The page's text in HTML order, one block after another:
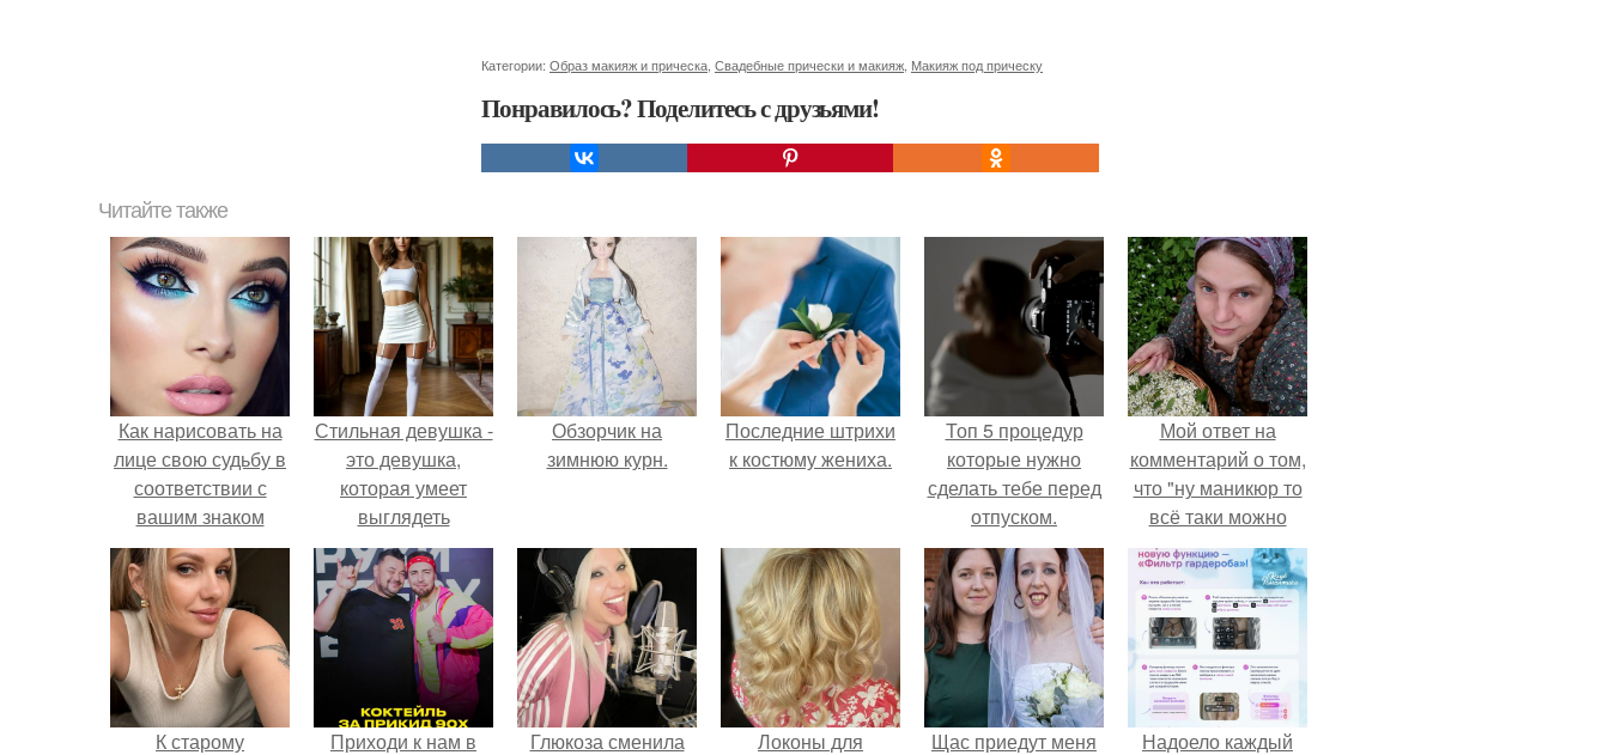
Категории: Образ макияж и прическа Свадебные прически и макияж Макияж под прическу
Понравилось? Поделитесь с друзьями!
Читайте также
Как нарисовать на
лице свою судьбу в
соответствии с
вашим знаком
зодиака.
Стильная девушка -
это девушка,
которая умеет
выглядеть
привлекательно и
элегантно в любои
ситуации.
Обзорчик на
зимнюю курн.
Последние штрихи
к костюму жениха.
Топ 5 процедур
которые нужно
сделать тебе перед
отпуском.
Мой ответ на
комментарий о том,
что "ну маникюр то
всё таки можно
было бы сделать.
К старому Приходи к нам в Глюкоза сменила Локоны для Щас приедут меня Надоело каждый